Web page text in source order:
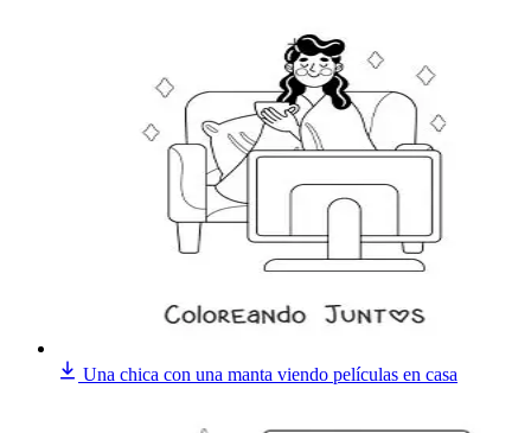
Una chica con una manta viendo películas en casa